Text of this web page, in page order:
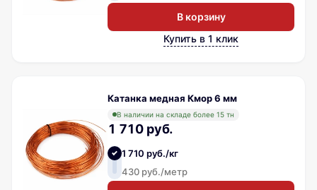
В корзину
Купить в 1 клик
Катанка медная Кмор 6 мм
В наличии на складе более 15 тн
1 710 руб.
1 710 руб./кг
430 руб./метр